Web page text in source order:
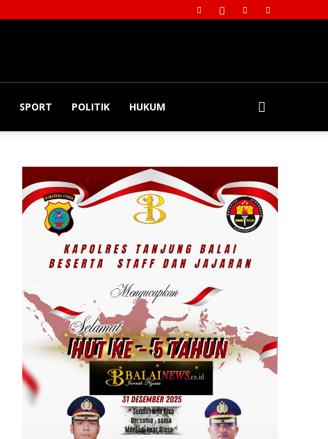
SPORT POLITIK HUKUM